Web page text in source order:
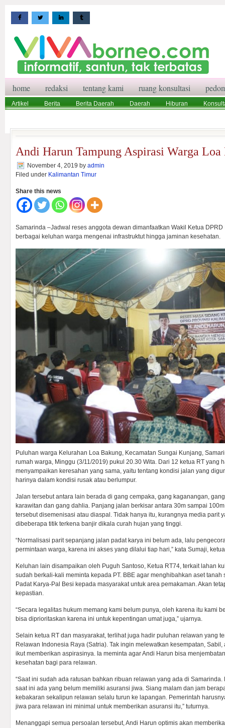
home redaksi tentang kami ruang konsultasi
Artikel Berita Berita Daerah Daerah Hiburan
Andi Harun Tampung Aspirasi Warga Loa
November 4, 2019 by admin
Filed under Kalimantan Timur
Share this news
Samarinda –Jadwal reses anggota dewan dimanfaatkan Wakil Ketua
berbagai keluhan warga mengenai infrastruktut hingga jaminan kesehatan.
Puluhan warga Kelurahan Loa Bakung, Kecamatan Sungai Kunjang,
rumah warga, Minggu (3/11/2019) pukul 20.30 Wita. Dari 12 ketua RT yang
menyampaikan keresahan yang sama, yaitu tentang kondisi jalan yang
harinya dalam kondisi rusak atau berlumpur.
Jalan tersebut antara lain berada di gang cempaka, gang kaganangan,
karawitan dan gang dahlia. Panjang jalan berkisar antara 30m sampai
tersebut disemenisasi atau diaspal. Tidak hanya itu, kurangnya media parit
dibeberapa titik terkena banjir dikala curah hujan yang tinggi.
“Normalisasi parit sepanjang jalan padat karya ini belum ada, lalu
permintaan warga, karena ini akses yang dilalui tiap hari,” kata Sumaji,
Keluhan lain disampaikan oleh Puguh Santoso, Ketua RT74, terkait lahan
sudah berkali-kali meminta kepada PT. BBE agar menghibahkan aset tanah
Padat Karya-Pal Besi kepada masyarakat untuk area pemakaman. Akan
kepastian.
“Secara legalitas hukum memang kami belum punya, oleh karena itu kami
bisa diprioritaskan karena ini untuk kepentingan umat juga,” ujarnya.
Selain ketua RT dan masyarakat, terlihat juga hadir puluhan relawan yang
Relawan Indonesia Raya (Satria). Tak ingin melewatkan kesempatan,
ikut memberikan aspirasinya. Ia meminta agar Andi Harun bisa
kesehatan bagi para relawan.
“Saat ini sudah ada ratusan bahkan ribuan relawan yang ada di
saat ini ada yang belum memiliki asuransi jiwa. Siang malam dan jam
kebakaran sekalipun relawan selalu turun ke lapangan. Pemerintah
jiwa para relawan ini minimal untuk memberikan asuransi itu,” tuturnya.
Menanggapi semua persoalan tersebut, Andi Harun optimis akan